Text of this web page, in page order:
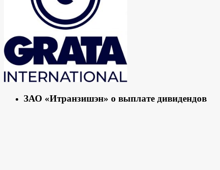
ЗАО «Итранзишэн» о выплате дивидендов